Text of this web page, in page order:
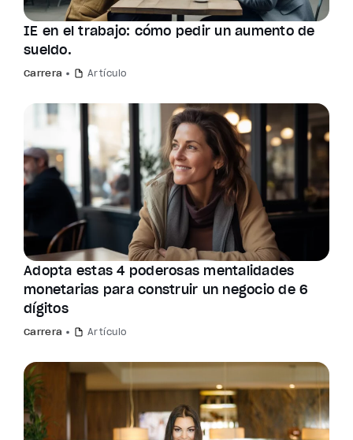
IE en el trabajo: cómo pedir un aumento de
sueldo.
Carrera Artículo
Adopta estas 4 poderosas mentalidades
monetarias para construir un negocio de 6
dígitos
Carrera Artículo